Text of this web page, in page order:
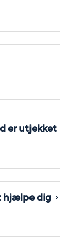
er utjekket
hjælpe dig